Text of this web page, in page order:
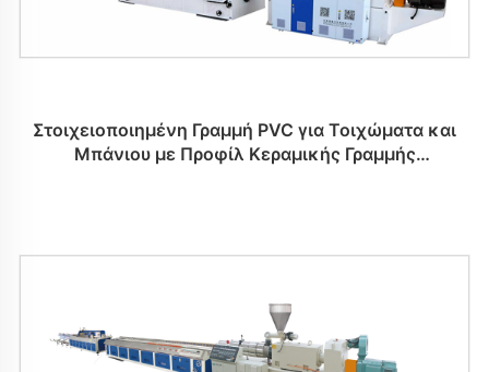
Στοιχειοποιημένη Γραμμή PVC για Τοιχώματα και
Μπάνιου με Προφίλ Κεραμικής Γραμμής